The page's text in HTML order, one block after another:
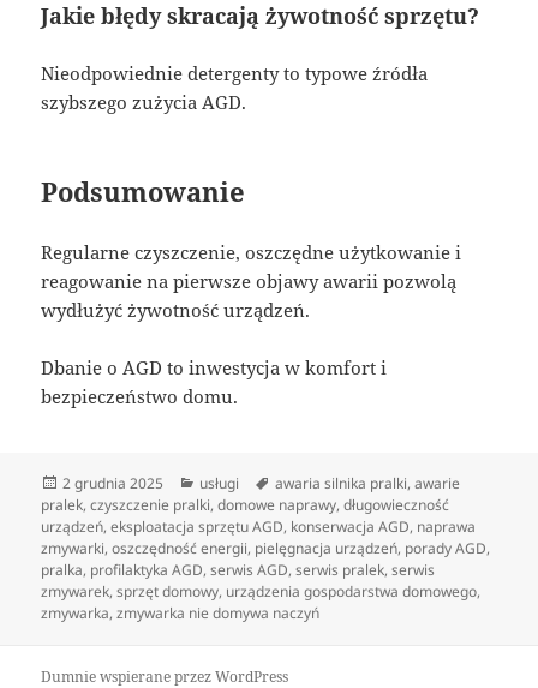
Jakie błędy skracają żywotność sprzętu?
Nieodpowiednie detergenty to typowe źródła
szybszego zużycia AGD.
Podsumowanie
Regularne czyszczenie, oszczędne użytkowanie i
reagowanie na pierwsze objawy awarii pozwolą
wydłużyć żywotność urządzeń.
Dbanie o AGD to inwestycja w komfort i
bezpieczeństwo domu.
Data
publikacji
2 grudnia 2025 Kategorie
usługi Tagi
awaria silnika pralki,awarie
pralek,czyszczenie pralki,domowe naprawy,długowieczność
urządzeń,eksploatacja sprzętu AGD, konserwacja AGD, naprawa
zmywarki,oszczędność energii, pielęgnacja urządzeń, porady AGD,
pralka, profilaktyka AGD,serwis AGD,serwis pralek,serwis
zmywarek,sprzęt domowy, urządzenia gospodarstwa domowego,
zmywarka,zmywarka nie domywa naczyń
Dumnie wspierane przez WordPress